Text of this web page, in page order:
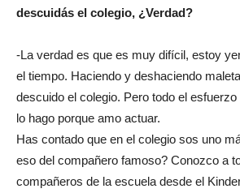
descuidás el colegio, ¿Verdad?
-La verdad es que es muy difícil, estoy
el tiempo. Haciendo y deshaciendo
descuido el colegio. Pero todo el
lo hago porque amo actuar.
Has contado que en el colegio sos uno
eso del compañero famoso? Conozco a
compañeros de la escuela desde el